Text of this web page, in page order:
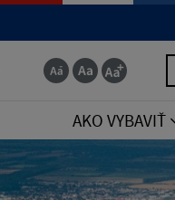
AKO VYBAVIŤ